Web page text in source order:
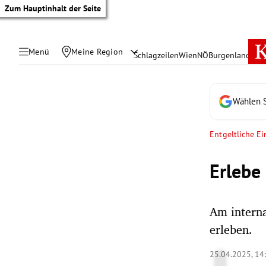
Zum Hauptinhalt der Seite
Menü Meine Region SchlagzeilenWienNÖBurgenland
Wählen
Entgeltliche
Am
erleben.
25.04.2025,